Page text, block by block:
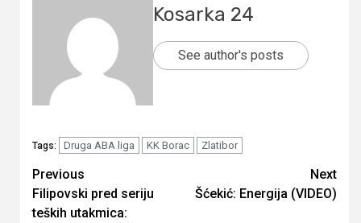
Kosarka 24
See author's posts
Tags: Druga ABA liga KK Borac Zlatibor
Continue
Reading
Previous
Filipovski pred seriju
teških utakmica:
Next
Šćekić: Energija (VIDEO)